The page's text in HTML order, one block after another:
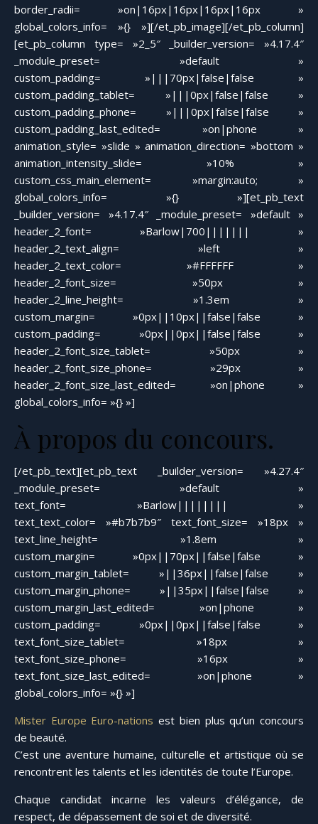
border_radii= »on|16px|16px|16px|16px »
global_colors_info= »{} »][/et_pb_image][/et_pb_column]
[et_pb_column type= »2_5″ _builder_version= »4.17.4″
_module_preset= »default »
custom_padding= »|||70px|false|false »
custom_padding_tablet= »|||0px|false|false »
custom_padding_phone= »|||0px|false|false »
custom_padding_last_edited= »on|phone »
animation_style= »slide » animation_direction= »bottom »
animation_intensity_slide= »10% »
custom_css_main_element= »margin:auto; »
global_colors_info= »{} »][et_pb_text
_builder_version= »4.17.4″ _module_preset= »default »
header_2_font= »Barlow|700||||||| »
header_2_text_align= »left »
header_2_text_color= »#FFFFFF »
header_2_font_size= »50px »
header_2_line_height= »1.3em »
custom_margin= »0px||10px||false|false »
custom_padding= »0px||0px||false|false »
header_2_font_size_tablet= »50px »
header_2_font_size_phone= »29px »
header_2_font_size_last_edited= »on|phone »
global_colors_info= »{} »]
À propos du concours.
[/et_pb_text][et_pb_text _builder_version= »4.27.4″
_module_preset= »default »
text_font= »Barlow|||||||| »
text_text_color= »#b7b7b9″ text_font_size= »18px »
text_line_height= »1.8em »
custom_margin= »0px||70px||false|false »
custom_margin_tablet= »||36px||false|false »
custom_margin_phone= »||35px||false|false »
custom_margin_last_edited= »on|phone »
custom_padding= »0px||0px||false|false »
text_font_size_tablet= »18px »
text_font_size_phone= »16px »
text_font_size_last_edited= »on|phone »
global_colors_info= »{} »]
Mister Europe Euro-nations est bien plus qu’un concours
de beauté.
C’est une aventure humaine, culturelle et artistique où se
rencontrent les talents et les identités de toute l’Europe.
Chaque candidat incarne les valeurs d’élégance, de
respect, de dépassement de soi et de diversité.